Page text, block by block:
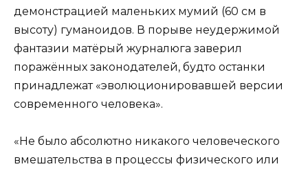
демонстрацией маленьких мумий (60 см в
высоту) гуманоидов. В порыве неудержимой
фантазии матёрый журналюга заверил
поражённых законодателей, будто останки
принадлежат «эволюционировавшей версии
современного человека».
«Не было абсолютно никакого человеческого
вмешательства в процессы физического или